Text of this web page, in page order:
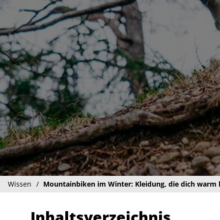
Wissen Mountainbiken im Winter: Kleidung, die dich warm